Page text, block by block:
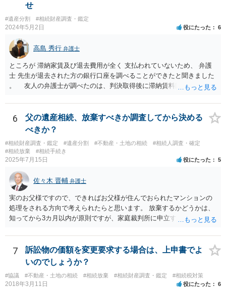
せ
#遺産分割 #相続財産調査・鑑定
2024年5月2日 役にたった 6
高島 秀行 弁護士
ところが 滞納家賃及び退去費用が全く 支払われていないため、 弁護
士 先生が退去された方の銀行口座を調べることができたと聞きました
。 友人の弁護士が調べたのは、判決取得後に滞納賃料回収のため
預金の入出金履歴を調べたわけではありません。 残念ながら、事案
や目的も異なりますし、開示の内容も異なります。
6
父の遺産相続、放棄すべきか調査してから決める
べきか？
#相続財産調査・鑑定 #遺産分割 #不動産・土地の相続
#相続人調査・確定
#相続放棄
#相続手続き
2025年7月15日 役にたった 5
佐々木 晋輔 弁護士
実のお父様ですので、できればお父様が住んでおられたマンションの
処理をされる方向で考えられたらと思います。 放棄するかどうかは、
知ってから3カ月以内が原則ですが、家庭裁判所に申立すれば3カ月の
放棄するかどうか決めることができます。 銀行やサラ金が数年も放置
することはありませんので、数年後に借金が発見される可能性はほぼ
ありません。 なお、私が扱った相続放棄を検討していた案件で、期間
伸長して調査したところ、サラ金に対する過払金など相当な財産が見
つかったため相続したという事例がありました。
7
訴訟物の価額を変更要求する場合は、上申書でよ
いのでしょうか？
#協議 #不動産・土地の相続 #相続放棄 #相続財産調査・鑑定 #相続税対策
2018年3月11日 役にたった 6